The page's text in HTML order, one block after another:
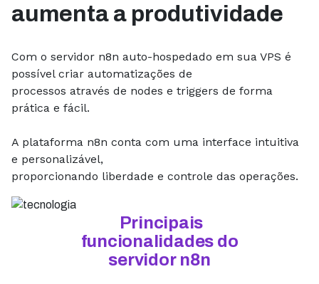
aumenta a produtividade
Com o servidor n8n auto-hospedado em sua VPS é
possível criar automatizações de
processos através de nodes e triggers de forma
prática e fácil.
A plataforma n8n conta com uma interface intuitiva
e personalizável,
proporcionando liberdade e controle das operações.
Principais
funcionalidades do
servidor n8n